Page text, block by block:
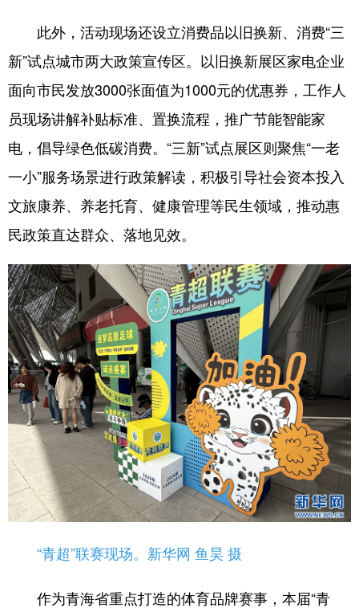
此外，活动现场还设立消费品以旧换新、消费“三
新”试点城市两大政策宣传区。以旧换新展区家电企业
面向市民发放3000张面值为1000元的优惠券，工作人
员现场讲解补贴标准、置换流程，推广节能智能家
电，倡导绿色低碳消费。“三新”试点展区则聚焦“一老
一小”服务场景进行政策解读，积极引导社会资本投入
文旅康养、养老托育、健康管理等民生领域，推动惠
民政策直达群众、落地见效。
“青超”联赛现场。新华网 鱼昊 摄
作为青海省重点打造的体育品牌赛事，本届“青